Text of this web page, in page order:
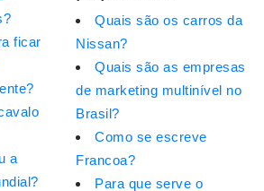
ficar
a
Quais são os carros da
Nissan?
Quais são as empresas
de marketing multinível no
Brasil?
Como se escreve
Francoa?
Para que serve o